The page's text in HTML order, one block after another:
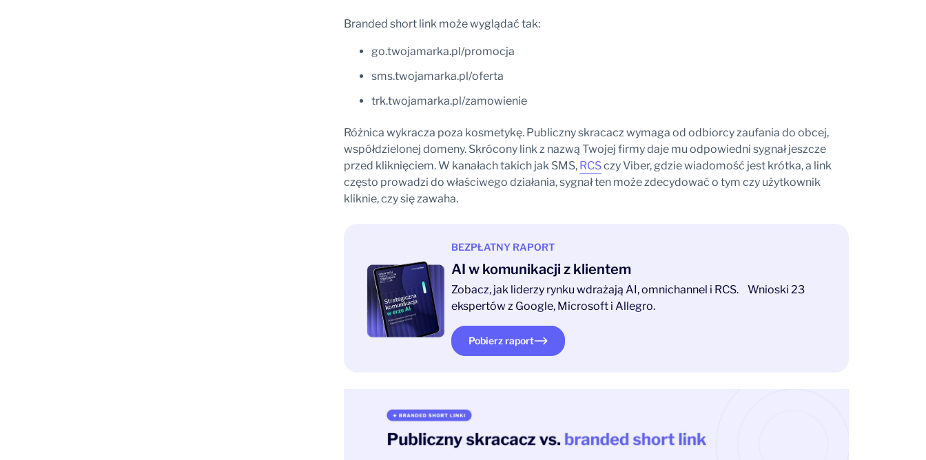
Branded short link może wyglądać tak:
go.twojamarka.pl/promocja
sms.twojamarka.pl/oferta
trk.twojamarka.pl/zamowienie
Różnica wykracza poza kosmetykę. Publiczny skracacz wymaga od odbiorcy zaufania do obcej,
współdzielonej domeny. Skrócony link z nazwą Twojej firmy daje mu odpowiedni sygnał jeszcze
przed kliknięciem. W kanałach takich jak SMS, RCSczy Viber, gdzie wiadomość jest krótka, a link
często prowadzi do właściwego działania, sygnał ten może zdecydować o tym czy użytkownik
kliknie, czy się zawaha.
BEZPŁATNY RAPORT
AI w komunikacji z klientem
Zobacz, jak liderzy rynku wdrażają AI, omnichannel i RCS. Wnioski 23
ekspertów z Google, Microsoft i Allegro.
Pobierz raport